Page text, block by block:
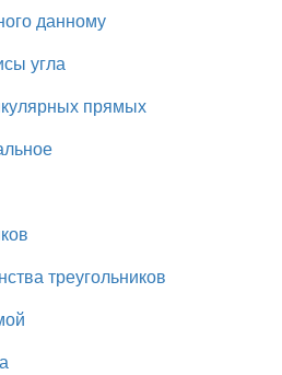
данному
угла
прямых
треугольников